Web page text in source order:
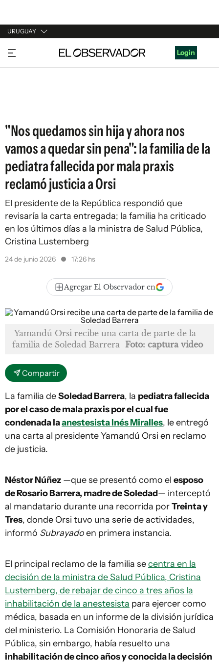
URUGUAY
URUGUAY
ARGENTINA
Login
"Nos quedamos sin hija y ahora nos
vamos a quedar sin pena": la familia de la
pediatra fallecida por mala praxis
reclamó justicia a Orsi
El presidente de la República respondió que
revisaría la carta entregada; la familia ha criticado
en los últimos días a la ministra de Salud Pública,
Cristina Lustemberg
24 de junio 2026 17:26 hs
Agregar El Observador en
Yamandú Orsi recibe una carta de parte de la
familia de Soledad Barrera Foto: captura video
Compartir
La familia deSoledad Barrera, la pediatra fallecida
por el caso de mala praxis por el cual fue
condenada laanestesista Inés Miralles, le entregó
una carta al presidente Yamandú Orsi en reclamo
de justicia.
Néstor Núñez —que se presentó como el esposo
de Rosario Barrera, madre de Soledad— interceptó
al mandatario durante una recorrida porTreinta y
Tres, donde Orsi tuvo una serie de actividades,
informó Subrayadoen primera instancia.
El principal reclamo de la familia secentra en la
decisión de la ministra de Salud Pública, Cristina
Lustemberg, de rebajar de cinco a tres años la
inhabilitación de la anestesista para ejercer como
médica, basada en un informe de la división jurídica
del ministerio. La Comisión Honoraria de Salud
Pública, sin embargo, había resuelto una
inhabilitación de cinco años y conocida la decisión